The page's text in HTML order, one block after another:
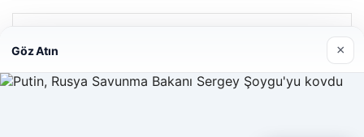
Göz Atın ×